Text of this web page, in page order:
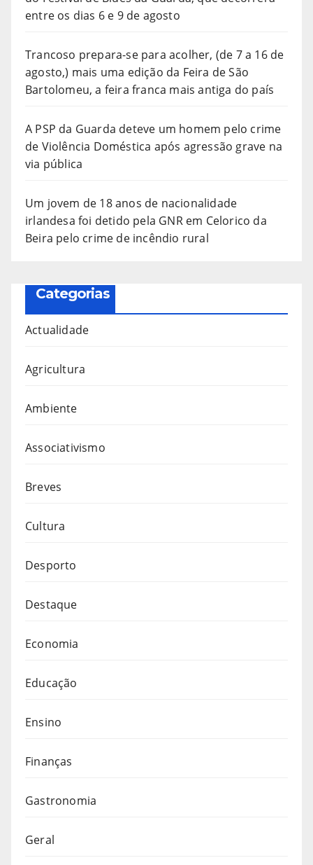
entre os dias 6 e 9 de agosto
Trancoso prepara-se para acolher, (de 7 a 16 de
agosto,) mais uma edição da Feira de São
Bartolomeu, a feira franca mais antiga do país
A PSP da Guarda deteve um homem pelo crime
de Violência Doméstica após agressão grave na
via pública
Um jovem de 18 anos de nacionalidade
irlandesa foi detido pela GNR em Celorico da
Beira pelo crime de incêndio rural
Categorias
Actualidade
Agricultura
Ambiente
Associativismo
Breves
Cultura
Desporto
Destaque
Economia
Educação
Ensino
Finanças
Gastronomia
Geral